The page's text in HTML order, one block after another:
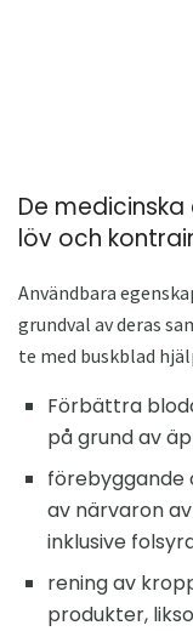
De
löv och
Användbara
grundval av deras
te med buskblad
Förbättra
på grund av
förebyggande
av närvaron
inklusive
rening av
produkter,